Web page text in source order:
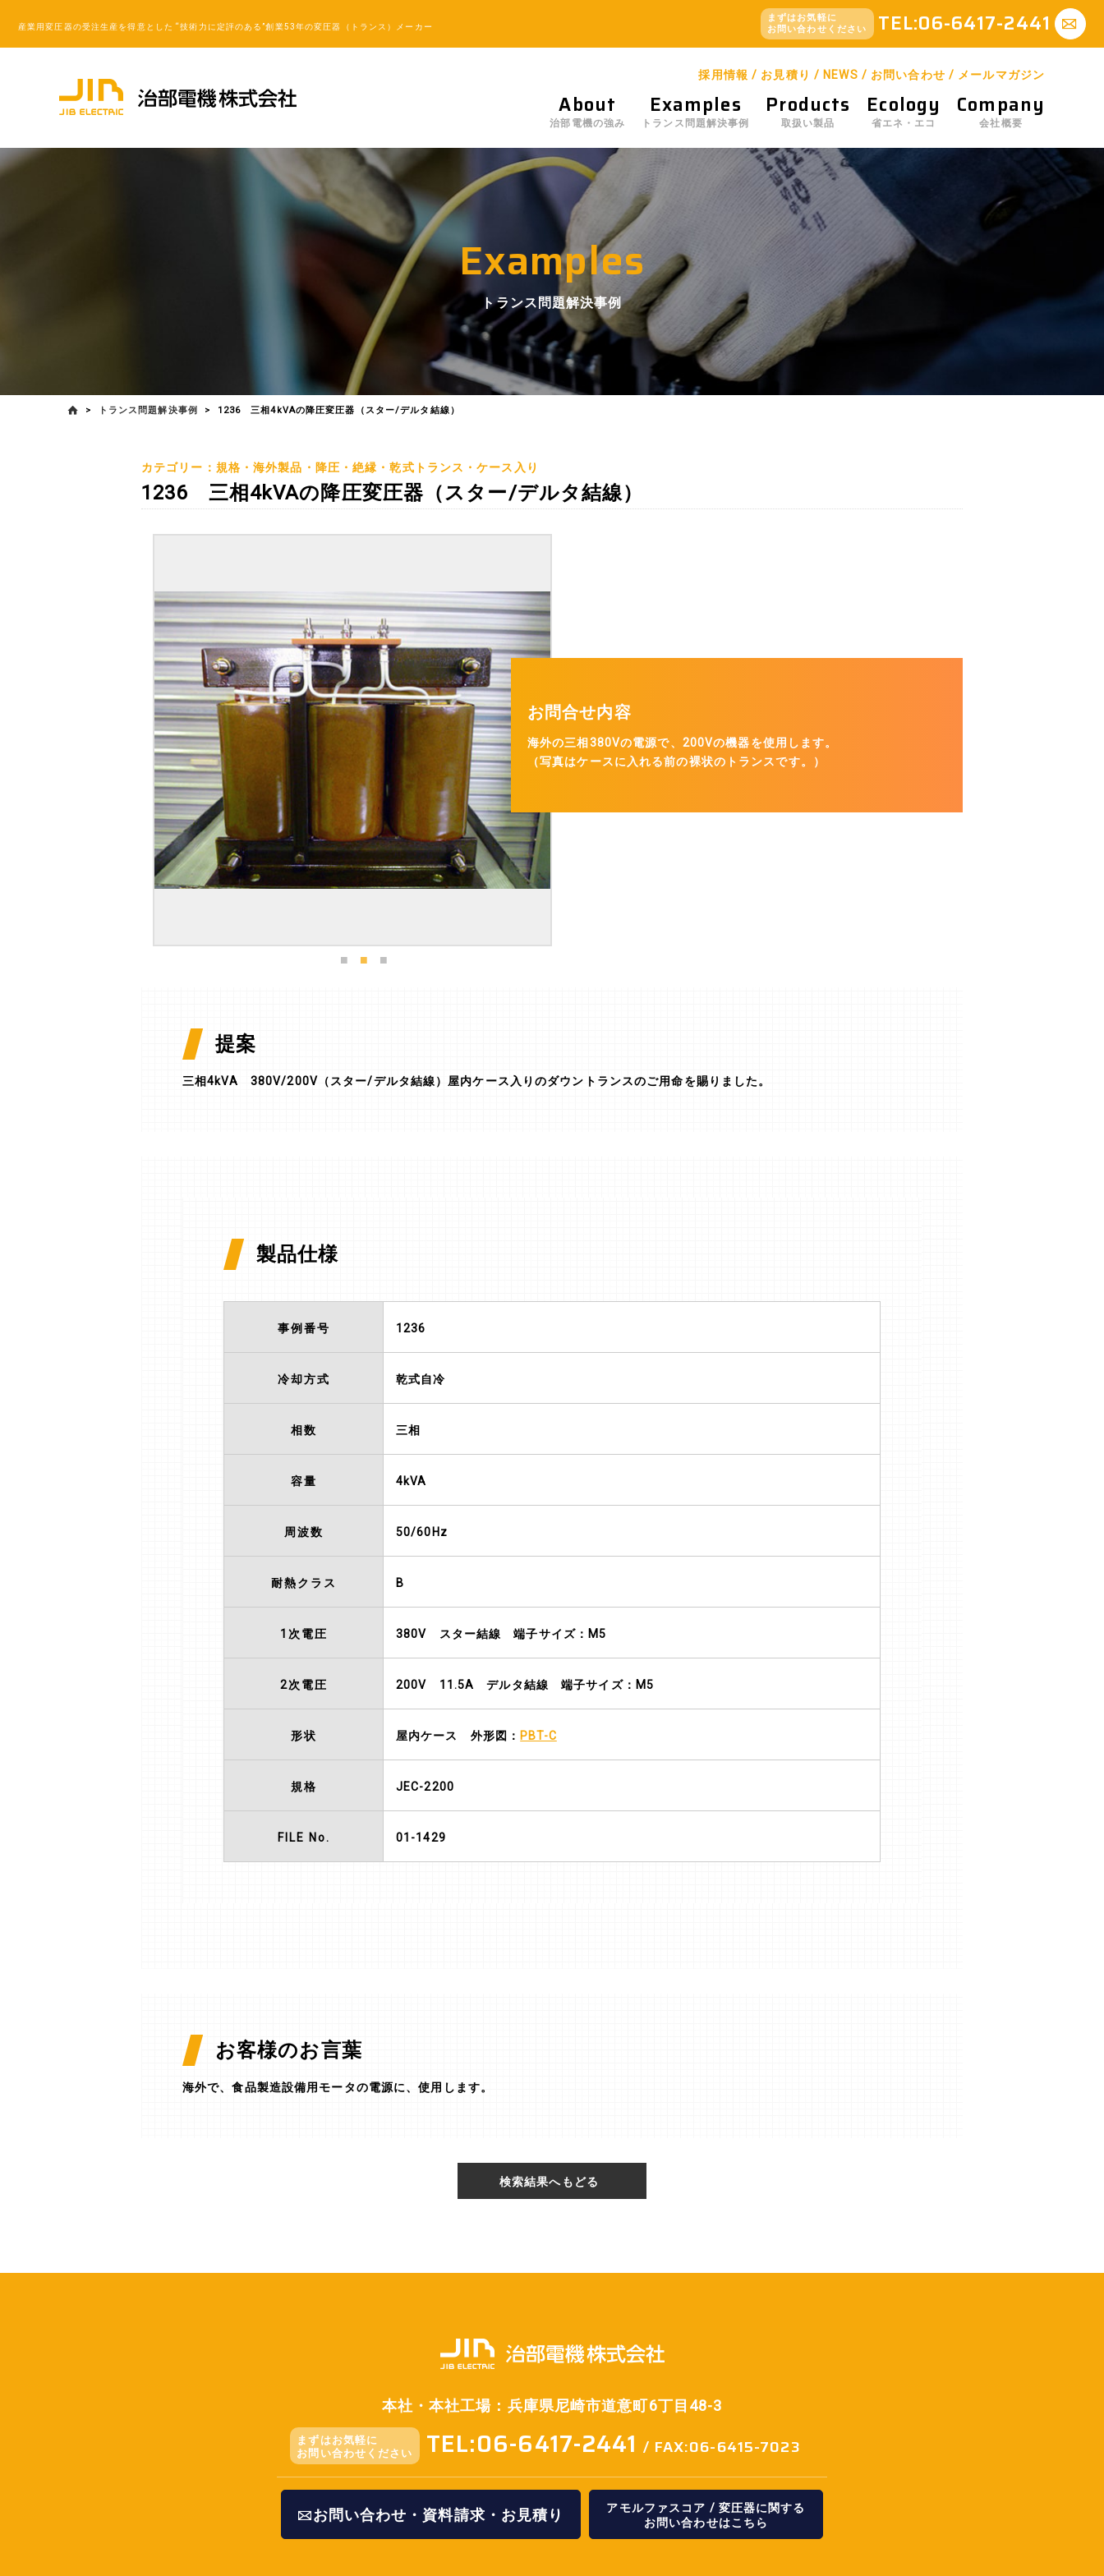
産業用変圧器の受注生産を得意とした “技術力に定評のある”創業53年の変圧器（トランス）メーカー
まずはお気軽に
お問い合わせください
TEL:06-6417-2441
採用情報 / お見積り / NEWS / お問い合わせ / メールマガジン
About
治部電機の強み
Examples
トランス問題解決事例
Products
取扱い製品
Ecology
省エネ・エコ
Company
会社概要
Examples
トランス問題解決事例
> トランス問題解決事例 > 1236 三相4kVAの降圧変圧器（スター/デルタ結線）
カテゴリー：規格・海外製品・降圧・絶縁・乾式トランス・ケース入り
1236 三相4kVAの降圧変圧器（スター/デルタ結線）
お問合せ内容
海外の三相380Vの電源で、200Vの機器を使用します。
（写真はケースに入れる前の裸状のトランスです。）
提案
三相4kVA 380V/200V（スター/デルタ結線）屋内ケース入りのダウントランスのご用命を賜りました。
製品仕様
事例番号 1236
冷却方式 乾式自冷
相数 三相
容量 4kVA
周波数 50/60Hz
耐熱クラス B
1次電圧 380V スター結線 端子サイズ：M5
2次電圧 200V 11.5A デルタ結線 端子サイズ：M5
形状 屋内ケース 外形図： PBT-C
規格 JEC-2200
FILE No. 01-1429
お客様のお言葉
海外で、食品製造設備用モータの電源に、使用します。
検索結果へもどる
本社・本社工場：兵庫県尼崎市道意町6丁目48-3
まずはお気軽に
お問い合わせください TEL:06-6417-2441 / FAX:06-6415-7023
お問い合わせ・資料請求・お見積り
アモルファスコア / 変圧器に関する
お問い合わせはこちら